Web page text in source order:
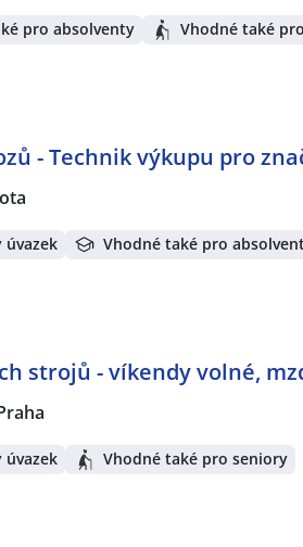
pro absolventy Vhodné také
- Technik výkupu pro
úvazek Vhodné také pro
strojů - víkendy volné,
úvazek Vhodné také pro seniory